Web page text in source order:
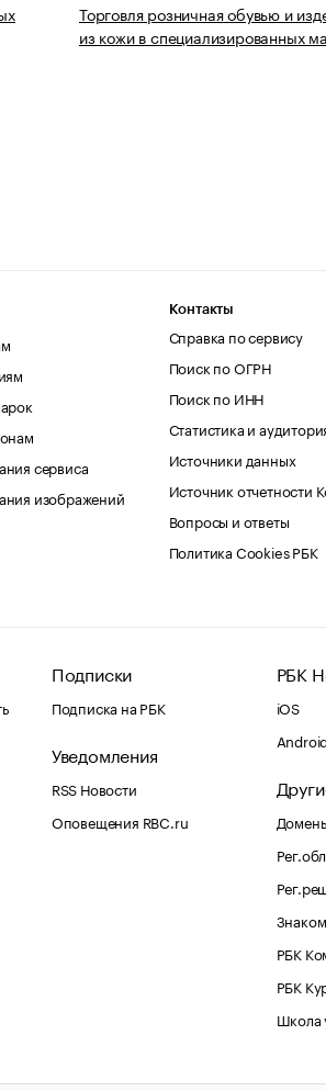
Торговля розничная обувью и
из кожи в специализированных
сервиса
изображений
Контакты
Справка по сервису
Поиск по ОГРН
Поиск по ИНН
Статистика и
Источники данных
Источник отчетности
Вопросы и ответы
Политика Cookies РБК
Подписки
Подписка на РБК
Уведомления
RSS Новости
Оповещения RBC.ru
РБК
iOS
РБК
РБК
Школа